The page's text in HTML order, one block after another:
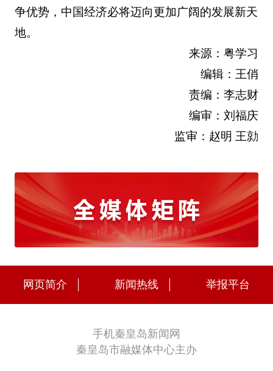
争优势，中国经济必将迈向更加广阔的发展新天
地。
来源：粤学习
编辑：王俏
责编：李志财
编审：刘福庆
监审：赵明 王勍
网页简介 新闻热线 举报平台
手机秦皇岛新闻网
秦皇岛市融媒体中心主办